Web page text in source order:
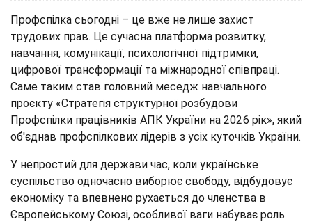
Профспілка сьогодні – це вже не лише захист
трудових прав. Це сучасна платформа розвитку,
навчання, комунікації, психологічної підтримки,
цифрової трансформації та міжнародної співпраці.
Саме таким став головний меседж навчального
проєкту «Стратегія структурної розбудови
Профспілки працівників АПК України на 2026 рік», який
об'єднав профспілкових лідерів з усіх куточків України.
У непростий для держави час, коли українське
суспільство одночасно виборює свободу, відбудовує
економіку та впевнено рухається до членства в
Європейському Союзі, особливої ваги набуває роль